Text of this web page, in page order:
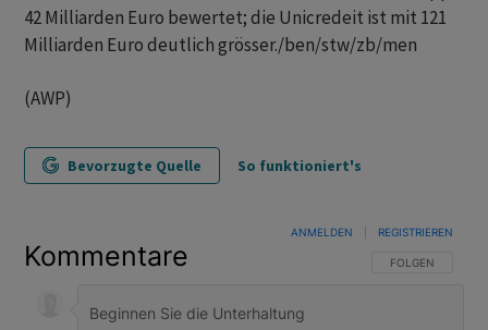
42 Milliarden Euro bewertet; die Unicredeit ist mit 121
Milliarden Euro deutlich grösser./ben/stw/zb/men
(AWP)
Bevorzugte Quelle So funktioniert's
Kommentare FOLGE DIESER
FOLGEN
ANMELDEN REGISTRIEREN